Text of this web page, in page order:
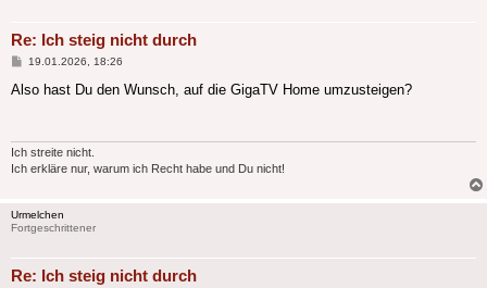
Re: Ich steig nicht durch
Beitrag
19.01.2026, 18:26
Also hast Du den Wunsch, auf die GigaTV Home umzusteigen?
Ich streite nicht.
Ich erkläre nur, warum ich Recht habe und Du nicht!
Urmelchen
Fortgeschrittener
Re: Ich steig nicht durch